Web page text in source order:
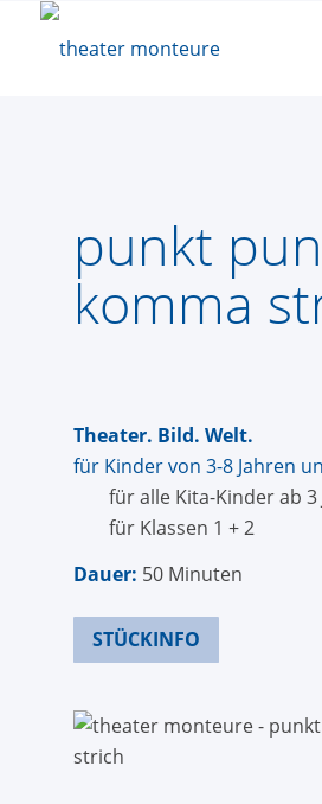
punkt
komma
Theater. Bild. Welt.
für Kinder von 3-8 Jahren
für alle Kita-Kinder ab 3
für Klassen 1 + 2
Dauer: 50 Minuten
STÜCKINFO